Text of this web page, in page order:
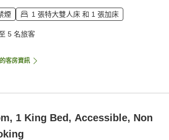
煙 1 張特大雙人床 和 1 張加床
5 名旅客
客房資訊
1 King Bed, Accessible, Non